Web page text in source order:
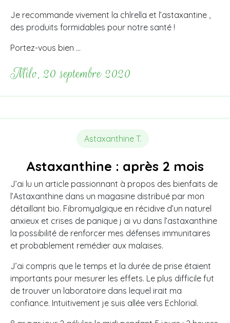
Je recommande vivement la chlrella et l’astaxantine ,
des produits formidables pour notre santé !
Portez-vous bien …
Milo, 20 septembre 2020
Astaxanthine T.
Astaxanthine : après 2 mois
J’ai lu un article passionnant à propos des bienfaits de
l’Astaxanthine dans un magasine distribué par mon
détaillant bio. Fibromyalgique en récidive d’un naturel
anxieux et crises de panique j ai vu dans l’astaxanthine
la possibilité de renforcer mes défenses immunitaires
et probablement remédier aux malaises.
J’ai compris que le temps et la durée de prise étaient
importants pour mesurer les effets. Le plus difficile fut
de trouver un laboratoire dans lequel irait ma
confiance. Intuitivement je suis allée vers Echlorial.